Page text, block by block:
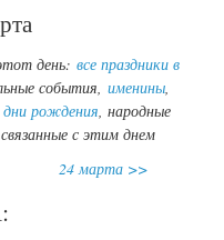
день: все праздники в
события, именины,
дни рождения, народные
с этим днем
24 марта >>